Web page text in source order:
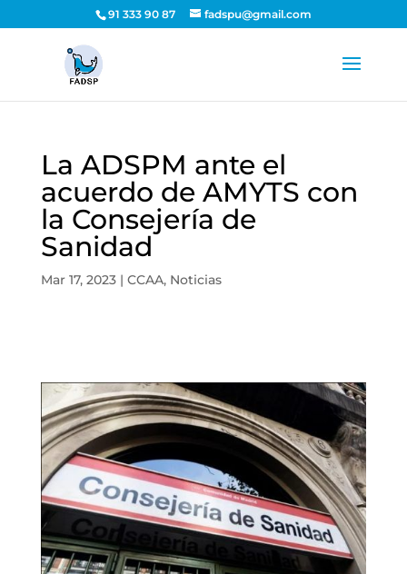
91 333 90 87 fadspu@gmail.com
La ADSPM ante el
acuerdo de AMYTS con
la Consejería de
Sanidad
Mar 17, 2023| CCAA, Noticias